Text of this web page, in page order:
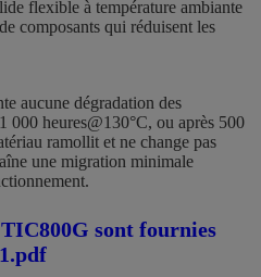
flexible à température ambiante
composants qui réduisent les
aucune dégradation des
000 heures@130°C, ou après 500
ramollit et ne change pas
une migration minimale
sont fournies